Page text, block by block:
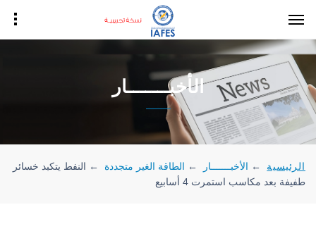
الأخبـــــــار
الرئيسية ← الأخبـــــــار ← الطاقة الغير متجددة ← النفط يتكبد خسائر
طفيفة بعد مكاسب استمرت 4 أسابيع